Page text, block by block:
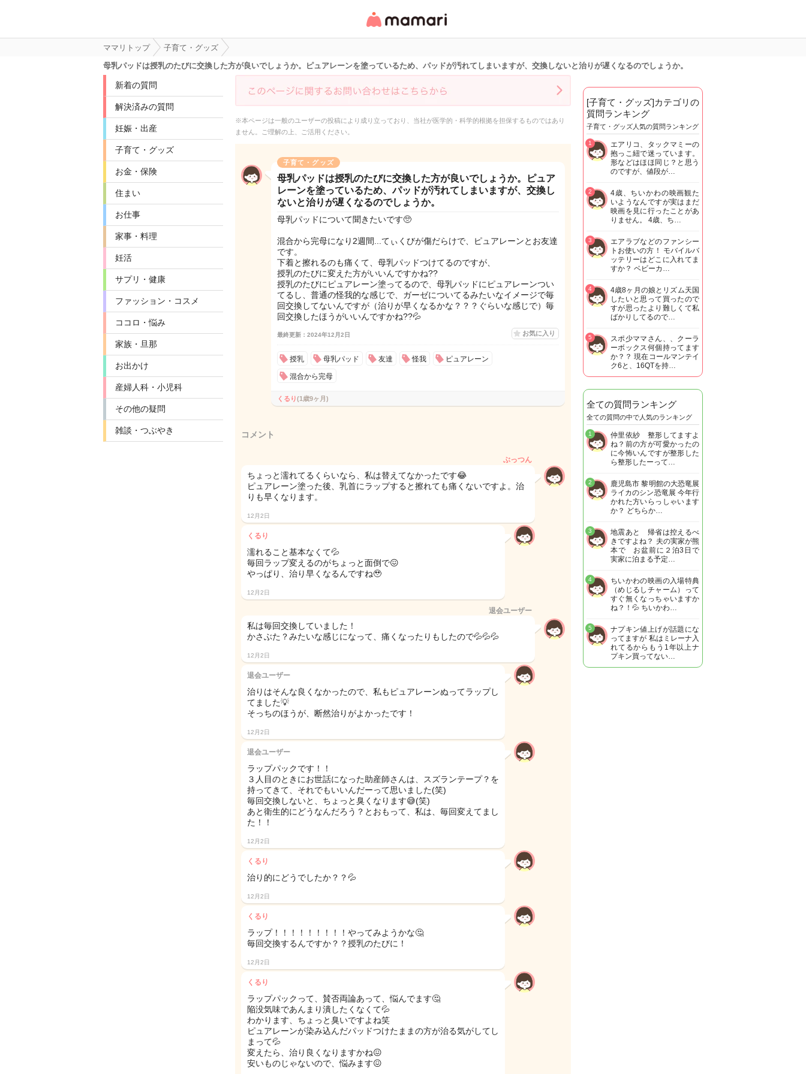
リ・情報サイト
ママリトップ
子育て・グッズ
母乳パッドは授乳のたびに交換した方が良いでしょうか。ピュアレーンを塗っているため、パッドが汚れてしまいますが、交換しないと治りが遅くなるのでしょうか。
新着の質問
解決済みの質問
妊娠・出産
子育て・グッズ
お金・保険
住まい
お仕事
家事・料理
妊活
サプリ・健康
ファッション・コスメ
ココロ・悩み
家族・旦那
お出かけ
産婦人科・小児科
その他の疑問
雑談・つぶやき
※本ページは一般のユーザーの投稿により成り立っており、当社が医学的・科学的根拠を担保するものではあり
ません。ご理解の上、ご活用ください。
子育て・グッズ
母乳パッドは授乳のたびに交換した方が良いでしょうか。ピュア
レーンを塗っているため、パッドが汚れてしまいますが、交換し
ないと治りが遅くなるのでしょうか。
母乳パッドについて聞きたいです🥺
混合から完母になり2週間...てぃくびが傷だらけで、ピュアレーンとお友達
です。
下着と擦れるのも痛くて、母乳パッドつけてるのですが、
授乳のたびに変えた方がいいんですかね??
授乳のたびにピュアレーン塗ってるので、母乳パッドにピュアレーンつい
てるし、普通の怪我的な感じで、ガーゼについてるみたいなイメージで毎
回交換してないんですが（治りが早くなるかな？？？ぐらいな感じで）毎
回交換したほうがいいんですかね??💦
最終更新：2024年12月2日 お気に入り
授乳 母乳パッド 友達 怪我 ピュアレーン
混合から完母
くるり(1歳9ヶ月)
コメント
ぶっつん
ちょっと濡れてるくらいなら、私は替えてなかったです😂
ピュアレーン塗った後、乳首にラップすると擦れても痛くないですよ。治
りも早くなります。
12月2日
くるり
濡れること基本なくて💦
毎回ラップ変えるのがちょっと面倒で😖
やっぱり、治り早くなるんですね🥹
12月2日
退会ユーザー
私は毎回交換していました！
かさぶた？みたいな感じになって、痛くなったりもしたので💦💦💦
12月2日
退会ユーザー
治りはそんな良くなかったので、私もピュアレーンぬってラップし
てました💡
そっちのほうが、断然治りがよかったです！
12月2日
退会ユーザー
ラップパックです！！
３人目のときにお世話になった助産師さんは、スズランテープ？を
持ってきて、それでもいいんだーって思いました(笑)
毎回交換しないと、ちょっと臭くなります😅(笑)
あと衛生的にどうなんだろう？とおもって、私は、毎回変えてまし
た！！
12月2日
くるり
治り的にどうでしたか？？💦
12月2日
くるり
ラップ！！！！！！！！！やってみようかな🤔
毎回交換するんですか？？授乳のたびに！
12月2日
くるり
ラップパックって、賛否両論あって、悩んでます🤔
陥没気味であんまり潰したくなくて💦
わかります、ちょっと臭いですよね笑
ピュアレーンが染み込んだパッドつけたままの方が治る気がしてし
まって💦
変えたら、治り良くなりますかね😖
安いものじゃないので、悩みます😖
[子育て・グッズ]カテゴリの
質問ランキング
子育て・グッズ人気の質問ランキング
エアリコ、タックマミーの
抱っこ紐で迷っています。
形などはほほ同じ？と思う
のですが、値段が…
1
4歳、ちいかわの映画観た
いようなんですが実はまだ
映画を見に行ったことがあ
りません。 4歳、ち…
2
エアラブなどのファンシー
トお使いの方！ モバイルバ
ッテリーはどこに入れてま
すか？ ベビーカ…
3
4歳8ヶ月の娘とリズム天国
したいと思って買ったので
すが思ったより難しくて私
ばかりしてるので…
4
スポ少ママさん、、クーラ
ーボックス何個持ってます
か？？ 現在コールマンテイ
ク6と、16QTを持…
5
全ての質問ランキング
全ての質問の中で人気のランキング
仲里依紗 整形してますよ
ね？前の方が可愛かったの
に今怖いんですが整形した
ら整形したーって…
1
鹿児島市 黎明館の大恐竜展
ライカのシン恐竜展 今年行
かれた方いらっしゃいます
か？ どちらか…
2
地震あと 帰省は控えるべ
きですよね？ 夫の実家が熊
本で お盆前に２泊3日で
実家に泊まる予定…
3
ちいかわの映画の入場特典
（めじるしチャーム）って
すぐ無くなっちゃいますか
ね？！💦 ちいかわ…
4
ナプキン値上げが話題にな
ってますが 私はミレーナ入
れてるからもう1年以上ナ
プキン買ってない…
5